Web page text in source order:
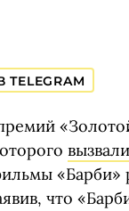
вызвали
«Барби»
что